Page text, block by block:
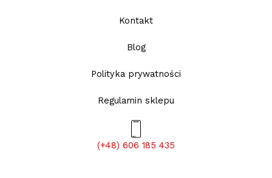
Kontakt
Blog
Polityka prywatności
Regulamin sklepu
(+48) 606 185 435